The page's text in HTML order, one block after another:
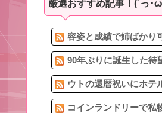
転校生と仲良くなってその
任天堂 熊本地震を受け被
100均のレジで「白ありま
厳選おすすめ記事！(´っ･
容姿と成績で姉ばかり
90年ぶりに誕生した待
ウトの還暦祝いにホテ
コインランドリーで私